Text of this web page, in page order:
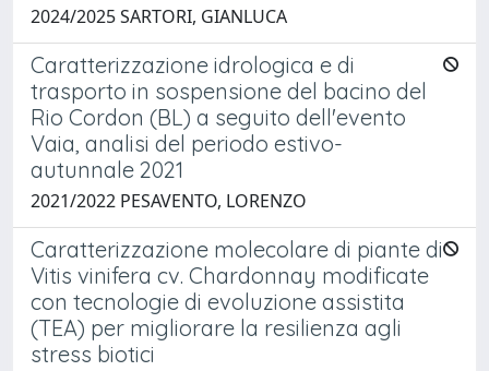
2024/2025 SARTORI, GIANLUCA
Caratterizzazione idrologica e di
trasporto in sospensione del bacino del
Rio Cordon (BL) a seguito dell'evento
Vaia, analisi del periodo estivo-
autunnale 2021
2021/2022 PESAVENTO, LORENZO
Caratterizzazione molecolare di piante di
Vitis vinifera cv. Chardonnay modificate
con tecnologie di evoluzione assistita
(TEA) per migliorare la resilienza agli
stress biotici